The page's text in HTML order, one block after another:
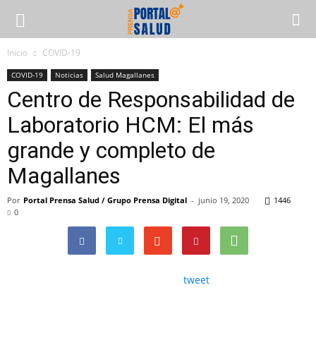
Inicio COVID-19
COVID-19 Noticias Salud Magallanes
Centro de Responsabilidad de
Laboratorio HCM: El más
grande y completo de
Magallanes
Por Portal Prensa Salud / Grupo Prensa Digital - junio 19, 2020
1446
0
tweet